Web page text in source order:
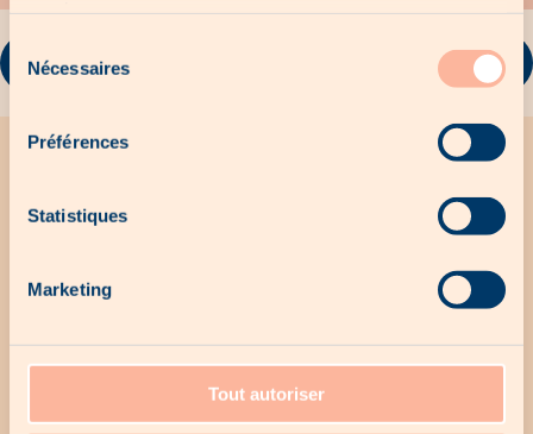
Sélection
Nécessaires
Préférences
Statistiques
Marketing
Tout autoriser
l’annonceur
intéressé(e)
Recevez par mail toutes les promotions Woodee
promotionnels occasionnels à l’occasion des lancements de
produits.